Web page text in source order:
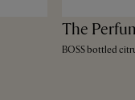
The
BOSS bottled